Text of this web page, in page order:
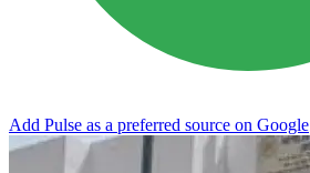
Add Pulse as a preferred source on Google